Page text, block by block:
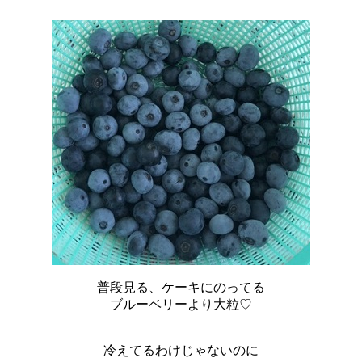
普段見る、ケーキにのってる
ブルーベリーより大粒♡
冷えてるわけじゃないのに